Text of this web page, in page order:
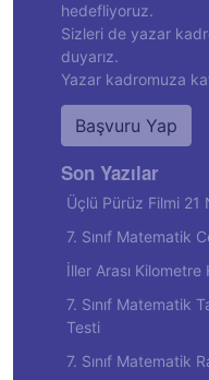
hedefliyoruz.
Sizleri de yazar
duyarız.
Yazar kadromuza
Başvuru Yap
Son Yazılar
Üçlü Pürüz Filmi 21
7. Sınıf Matematik
İller Arası Kilometre
7. Sınıf Matematik
Testi
7. Sınıf Matematik